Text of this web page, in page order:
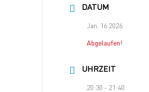
DATUM
Jan. 16 2026
Abgelaufen!
UHRZEIT
20:30 - 21:40